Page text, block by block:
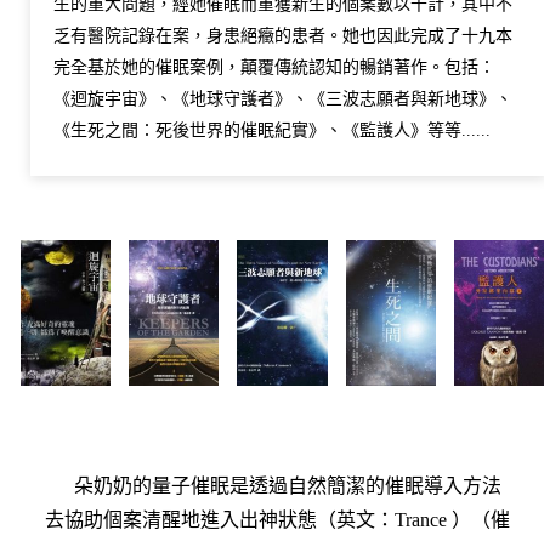
生的重大問題，經她催眠而重獲新生的個案數以千計，其中不
乏有醫院記錄在案，身患絕癥的患者。她也因此完成了十九本
完全基於她的催眠案例，顛覆傳統認知的暢銷著作。包括：
《迴旋宇宙》、《地球守護者》、《三波志願者與新地球》、
《生死之間：死後世界的催眠紀實》、《監護人》等等......
朵奶奶的量子催眠是透過自然簡潔的催眠導入方法
去協助個案清醒地進入出神狀態（英文：Trance ）（催